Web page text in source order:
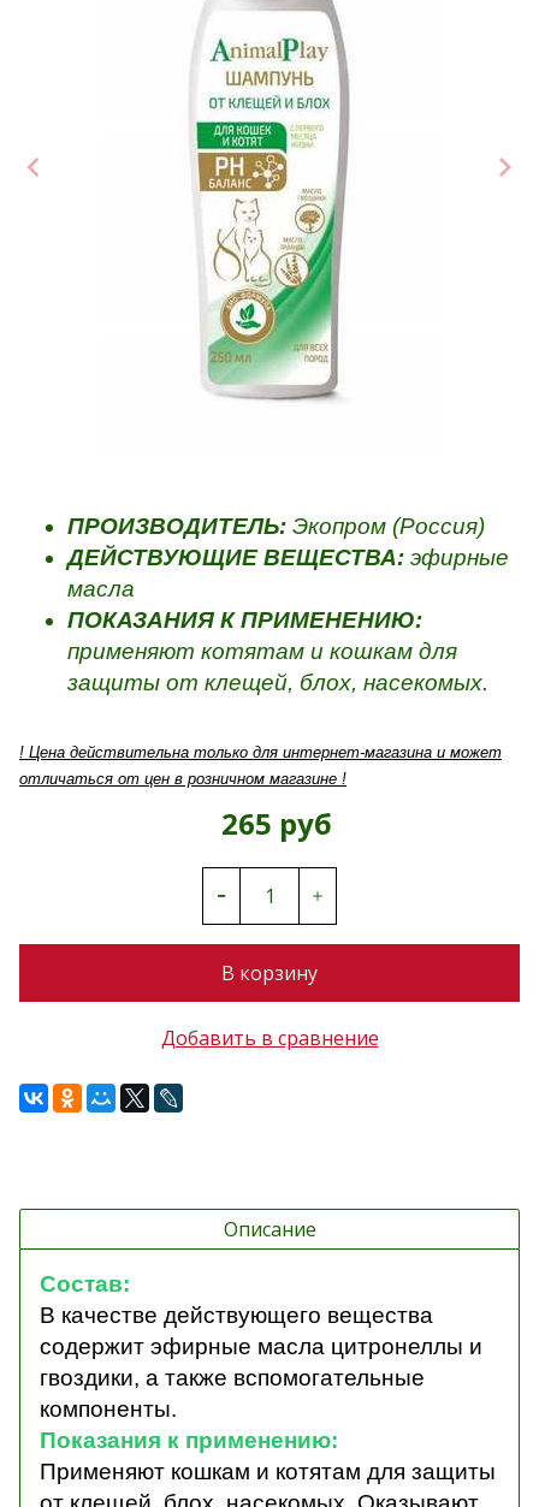
ПРОИЗВОДИТЕЛЬ: Экопром (Россия)
ДЕЙСТВУЮЩИЕ ВЕЩЕСТВА: эфирные
масла
ПОКАЗАНИЯ К ПРИМЕНЕНИЮ:
применяют котятам и кошкам для
защиты от клещей, блох, насекомых.
! Цена действительна только для интернет-магазина и может
отличаться от цен в розничном магазине !
265 руб
В корзину
Добавить в сравнение
Описание
Состав:
В качестве действующего вещества
содержит эфирные масла цитронеллы и
гвоздики, а также вспомогательные
компоненты.
Показания к применению:
Применяют кошкам и котятам для защиты